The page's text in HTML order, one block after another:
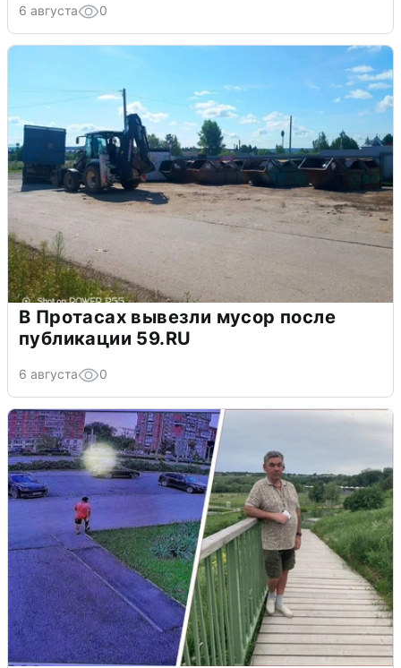
6 августа 0
В Протасах вывезли мусор после
публикации 59.RU
6 августа 0